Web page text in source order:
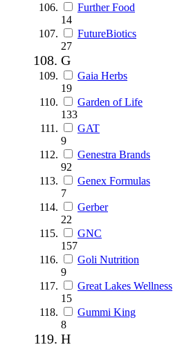
Further Food
14
FutureBiotics
27
G
Gaia Herbs
19
Garden of Life
133
GAT
9
Genestra Brands
92
Genex Formulas
7
Gerber
22
GNC
157
Goli Nutrition
9
Great Lakes Wellness
15
Gummi King
8
H